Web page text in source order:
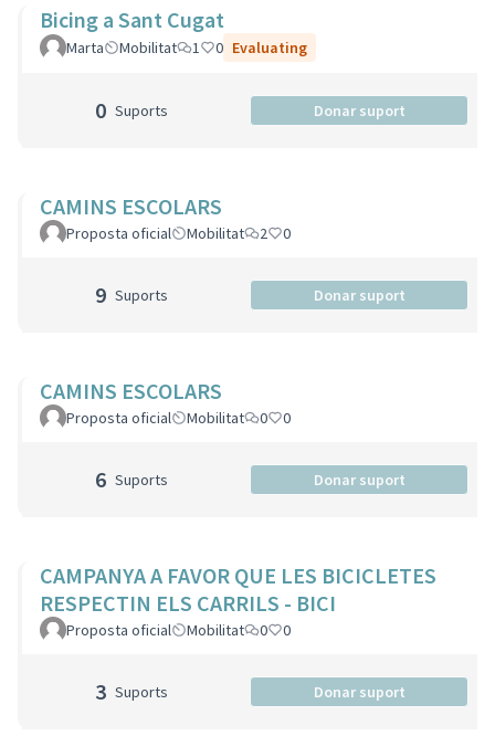
Bicing a Sant Cugat
Marta Mobilitat 1 0 Evaluating
0 Suports Donar suport
CAMINS ESCOLARS
Proposta oficial Mobilitat 2 0
9 Suports Donar suport
CAMINS ESCOLARS
Proposta oficial Mobilitat 0 0
6 Suports Donar suport
CAMPANYA A FAVOR QUE LES BICICLETES
RESPECTIN ELS CARRILS - BICI
Proposta oficial Mobilitat 0 0
3 Suports Donar suport